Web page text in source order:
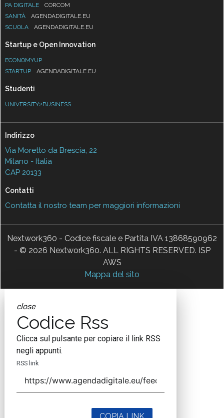
PA DIGITALE
CORCOM
SANITÀ
AGENDADIGITALE.EU
SCUOLA
AGENDADIGITALE.EU
Startup e Open Innovation
ECONOMYUP
STARTUP
AGENDADIGITALE.EU
Studenti
UNIVERSITY2BUSINESS
Indirizzo
Via Moretto da Brescia, 22
Milano - Italia
CAP 20133
Contatti
Contatta il nostro team per maggiori informazioni
Nextwork360 - Codice fiscale e Partita IVA 13868590962
- © 2026 Nextwork360. ALL RIGHTS RESERVED. ISP
AWS
Mappa del sito
close
Codice Rss
Clicca sul pulsante per copiare il link RSS
negli appunti.
RSS link
COPIA LINK